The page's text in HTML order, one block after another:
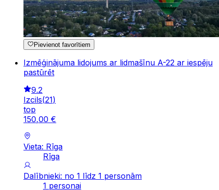
Pievienot favorītiem
Izmēģinājuma lidojums ar lidmašīnu A-22 ar iespēju
pastūrēt
9.2
Izcils(21)
top
150,00 €
Vieta: Rīga
Rīga
Dalībnieki: no 1 līdz 1 personām
1 personai